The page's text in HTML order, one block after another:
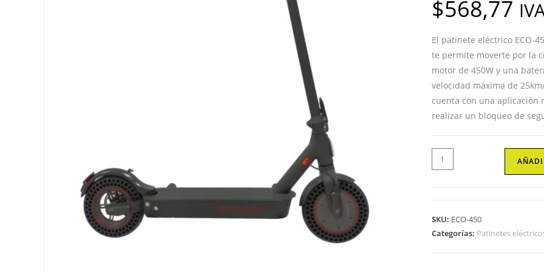
$568,77
El patinete eléctrico ECO-
te permite moverte por la
motor de 450W y una
velocidad máxima de
cuenta con una aplicación
realizar un bloqueo de
Patinete
Eléctrico
de
Motor
SKU: ECO-450
Categorías: Patinetes